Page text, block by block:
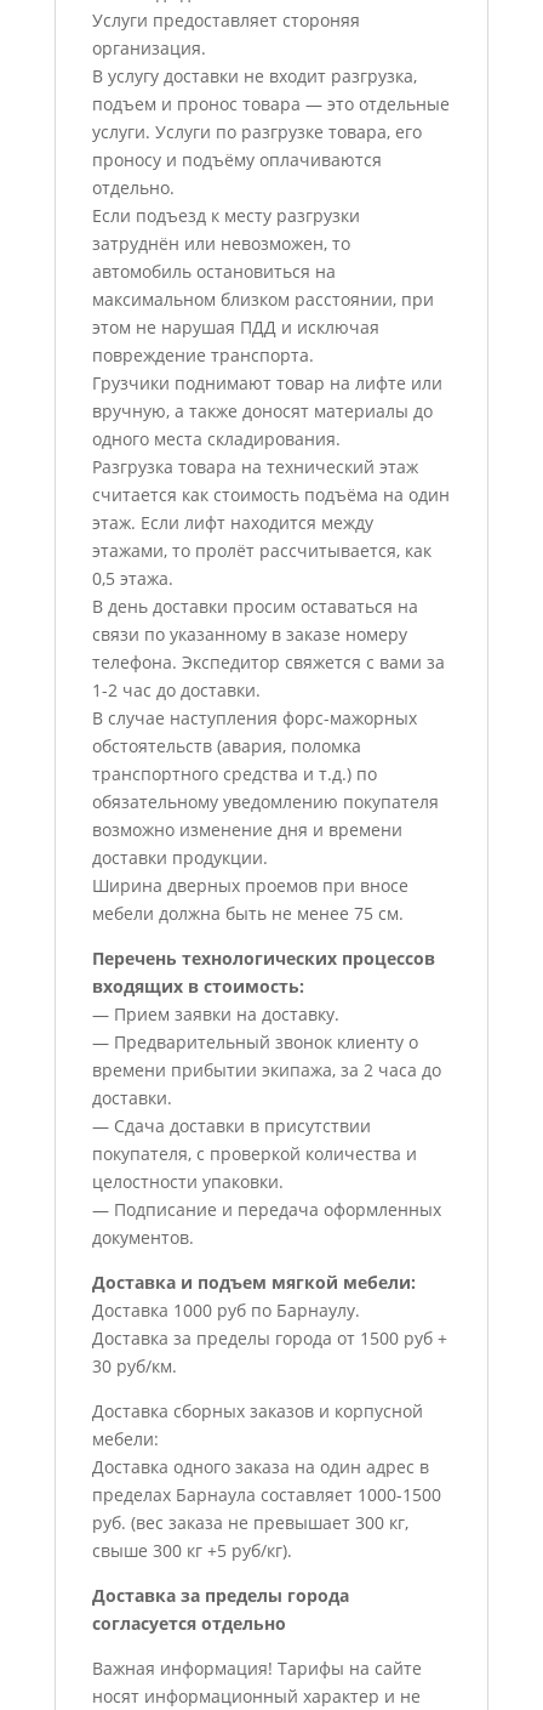
Услуги предоставляет стороняя
организация.
В услугу доставки не входит разгрузка,
подъем и пронос товара — это отдельные
услуги. Услуги по разгрузке товара, его
проносу и подъёму оплачиваются
отдельно.
Если подъезд к месту разгрузки
затруднён или невозможен, то
автомобиль остановиться на
максимальном близком расстоянии, при
этом не нарушая ПДД и исключая
повреждение транспорта.
Грузчики поднимают товар на лифте или
вручную, а также доносят материалы до
одного места складирования.
Разгрузка товара на технический этаж
считается как стоимость подъёма на один
этаж. Если лифт находится между
этажами, то пролёт рассчитывается, как
0,5 этажа.
В день доставки просим оставаться на
связи по указанному в заказе номеру
телефона. Экспедитор свяжется с вами за
1-2 час до доставки.
В случае наступления форс-мажорных
обстоятельств (авария, поломка
транспортного средства и т.д.) по
обязательному уведомлению покупателя
возможно изменение дня и времени
доставки продукции.
Ширина дверных проемов при вносе
мебели должна быть не менее 75 см.
Перечень технологических процессов
входящих в стоимость:
— Прием заявки на доставку.
— Предварительный звонок клиенту о
времени прибытии экипажа, за 2 часа до
доставки.
— Сдача доставки в присутствии
покупателя, с проверкой количества и
целостности упаковки.
— Подписание и передача оформленных
документов.
Доставка и подъем мягкой мебели:
Доставка 1000 руб по Барнаулу.
Доставка за пределы города от 1500 руб +
30 руб/км.
Доставка сборных заказов и корпусной
мебели:
Доставка одного заказа на один адрес в
пределах Барнаула составляет 1000-1500
руб. (вес заказа не превышает 300 кг,
свыше 300 кг +5 руб/кг).
Доставка за пределы города
согласуется отдельно
Важная информация! Тарифы на сайте
носят информационный характер и не